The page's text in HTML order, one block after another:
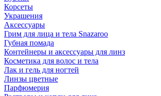
Корсеты
Украшения
Аксессуары
Грим для лица и тела Snazaroo
Губная помада
Контейнеры и аксессуары для линз
Косметика для волос и тела
Лак и гель для ногтей
Линзы цветные
Парфюмерия